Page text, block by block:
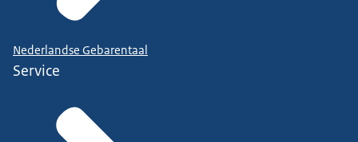
Nederlandse Gebarentaal
Service